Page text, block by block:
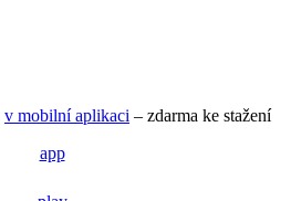
v mobilní aplikaci – zdarma ke stažení